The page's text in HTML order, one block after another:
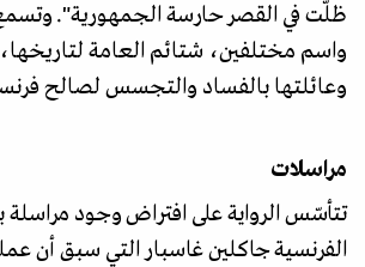
ظلّت في القصر حارسة الجمهورية".
واسم مختلفين، شتائم العامة
وعائلتها بالفساد والتجسس لصالح
مراسلات
تتأسّس الرواية على افتراض وجود مراسلة
الفرنسية جاكلين غاسبار التي سبق أن